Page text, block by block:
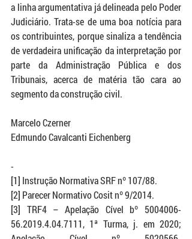
a linha argumentativa já delineada pelo Poder
Judiciário. Trata-se de uma boa notícia para
os contribuintes, porque sinaliza a tendência
de verdadeira unificação da interpretação por
parte da Administração Pública e dos
Tribunais, acerca de matéria tão cara ao
segmento da construção civil.
Marcelo Czerner
Edmundo Cavalcanti Eichenberg
-
[1] Instrução Normativa SRF nº 107/88.
[2] Parecer Normativo Cosit nº 9/2014.
[3] TRF4 – Apelação Cível bº 5004006-
56.2019.4.04.7111, 1ª Turma, j. em 2020;